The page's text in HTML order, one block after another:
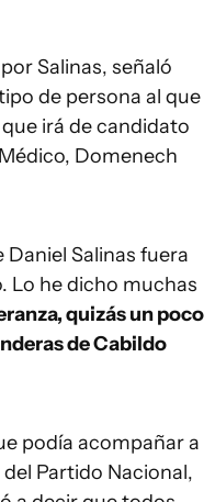
Salinas, señaló
de persona al que
irá de candidato
Domenech
Daniel Salinas fuera
Lo he dicho muchas
quizás un poco
de Cabildo
podía acompañar a
Partido Nacional,